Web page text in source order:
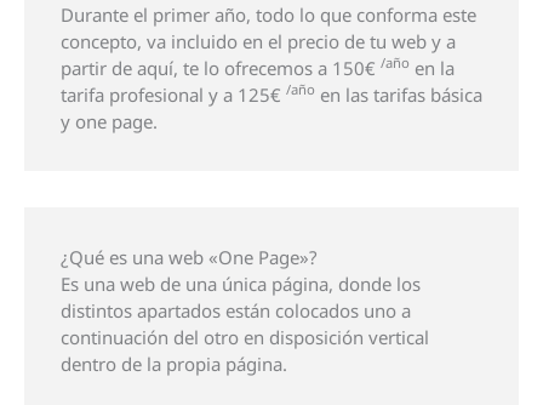
Durante el primer año, todo lo que conforma este
concepto, va incluido en el precio de tu web y a
partir de aquí, te lo ofrecemos a 150€ /año en la
tarifa profesional y a 125€ /año en las tarifas básica
y one page.
¿Qué es una web «One Page»?
Es una web de una única página, donde los
distintos apartados están colocados uno a
continuación del otro en disposición vertical
dentro de la propia página.